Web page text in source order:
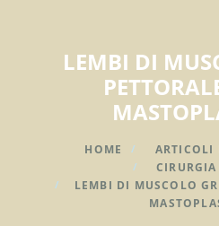
LEMBI DI
HOME
ARTICOLI
CIRURGIA
LEMBI DI MUSCOLO